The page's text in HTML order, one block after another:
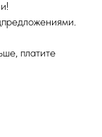
платите